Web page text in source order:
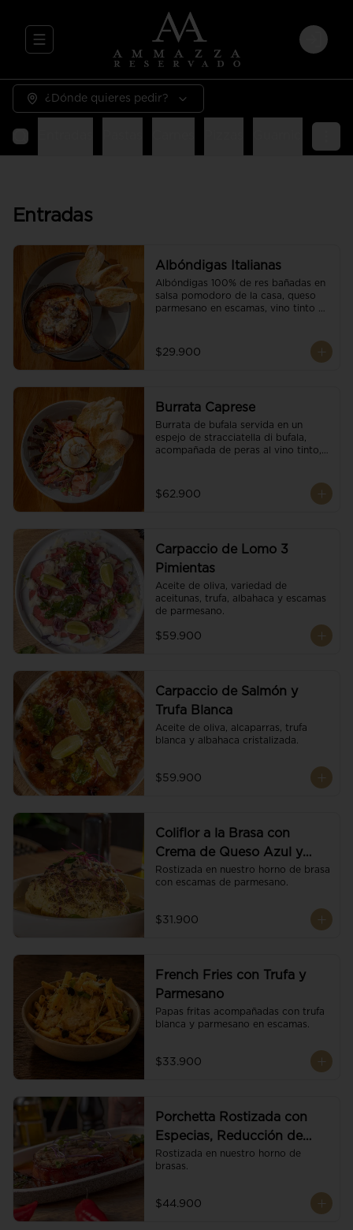
Abrir menu de navegación Login
¿Dónde quieres pedir?
Entradas
Albóndigas Italianas
Albóndigas 100% de res bañadas en
salsa pomodoro de la casa, queso
parmesano en escamas, vino tinto y
$29.900
Burrata Caprese
Burrata de bufala servida en un
espejo de stracciatella di bufala,
acompañada de peras al vino tinto,
pesto y reducción de balsámico.
$62.900
Carpaccio de Lomo 3
Pimientas
Aceite de oliva, variedad de
aceitunas, trufa, albahaca y escamas
de parmesano.
$59.900
Carpaccio de Salmón y
Trufa Blanca
Aceite de oliva, alcaparras, trufa
blanca y albahaca cristalizada.
$59.900
Coliflor a la Brasa con
Crema de Queso Azul y
Vino
Rostizada en nuestro horno de brasa
con escamas de parmesano.
$31.900
French Fries con Trufa y
Parmesano
Papas fritas acompañadas con trufa
blanca y parmesano en escamas.
$33.900
Porchetta Rostizada con
Especias, Reducción de
Panela y Vino
Rostizada en nuestro horno de
brasas.
$44.900